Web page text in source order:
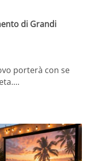
di Grandi
porterà con se